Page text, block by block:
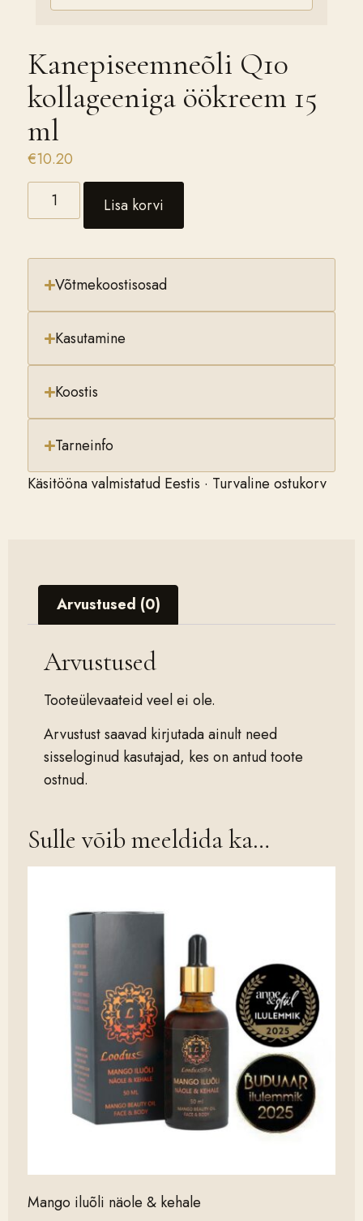
Kanepiseemneõli Q10
kollageeniga öökreem 15
ml
€10.20
Lisa korvi
Võtmekoostisosad
Kasutamine
Koostis
Tarneinfo
Käsitööna valmistatud Eestis · Turvaline ostukorv
Arvustused (0)
Arvustused
Tooteülevaateid veel ei ole.
Arvustust saavad kirjutada ainult need
sisseloginud kasutajad, kes on antud toote
ostnud.
Sulle võib meeldida ka…
Mango iluõli näole & kehale